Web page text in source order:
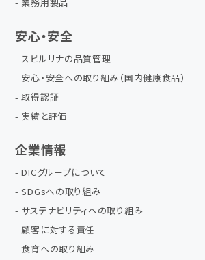
安心・安全
スピルリナの品質管理
安心・安全への取り組み（国内健康食品）
取得認証
実績と評価
企業情報
DICグループについて
SDGsへの取り組み
サステナビリティへの取り組み
顧客に対する責任
食育への取り組み